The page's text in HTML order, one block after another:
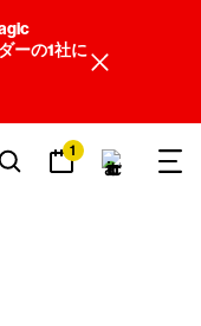
ーの1社に
1